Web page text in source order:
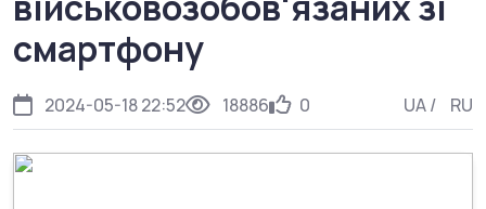
смартфону
2024-05-18 22:52 18886 0 UA/ RU